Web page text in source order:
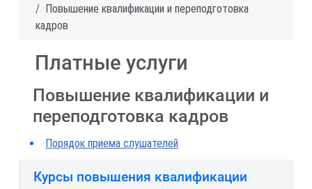
Повышение квалификации и переподготовка
кадров
Платные услуги
Повышение квалификации и
переподготовка кадров
Порядок приема слушателей
Курсы повышения квалификации